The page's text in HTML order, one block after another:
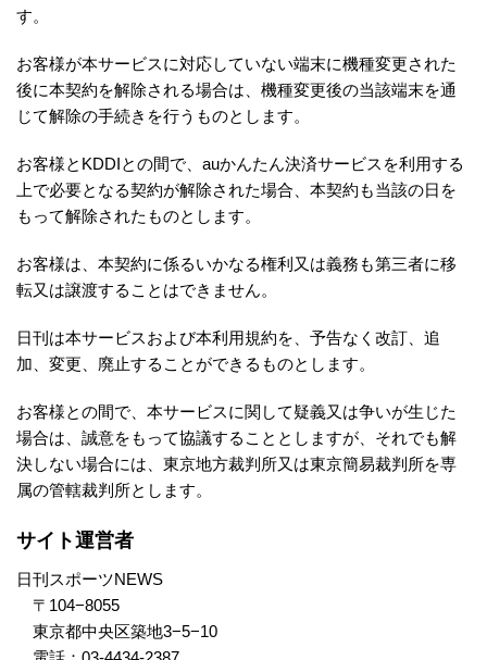
す。
お客様が本サービスに対応していない端末に機種変更された
後に本契約を解除される場合は、機種変更後の当該端末を通
じて解除の手続きを行うものとします。
お客様とKDDIとの間で、auかんたん決済サービスを利用する
上で必要となる契約が解除された場合、本契約も当該の日を
もって解除されたものとします。
お客様は、本契約に係るいかなる権利又は義務も第三者に移
転又は譲渡することはできません。
日刊は本サービスおよび本利用規約を、予告なく改訂、追
加、変更、廃止することができるものとします。
お客様との間で、本サービスに関して疑義又は争いが生じた
場合は、誠意をもって協議することとしますが、それでも解
決しない場合には、東京地方裁判所又は東京簡易裁判所を専
属の管轄裁判所とします。
サイト運営者
日刊スポーツNEWS
〒104−8055
東京都中央区築地3−5−10